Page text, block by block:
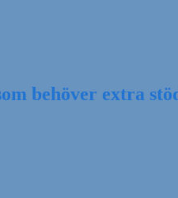
behöver extra